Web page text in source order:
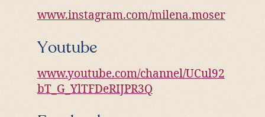
www.instagram.com/milena.moser
Youtube
www.youtube.com/channel/UCul92
bT_G_YlTFDeRIJPR3Q